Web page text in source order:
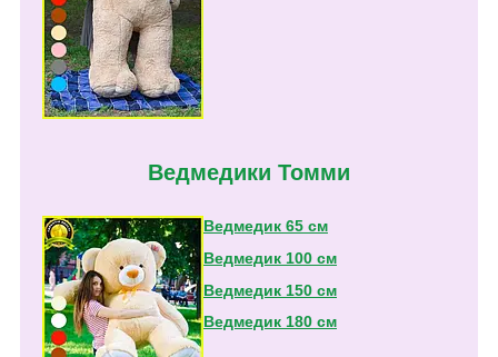
Ведмедики Томми
Ведмедик 65 см
Ведмедик 100 см
Ведмедик 150 см
Ведмедик 180 см